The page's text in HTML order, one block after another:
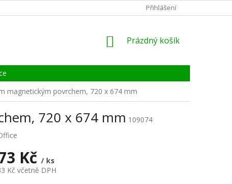
ZÁRUKA, SERVIS, REKLAMACEPřihlášení
NÁKUPNÍ
Prázdný košík
magnetickým povrchem, 720 x 674 mm
720 x 674 mm 109074
Kč / ks
Kč včetně DPH